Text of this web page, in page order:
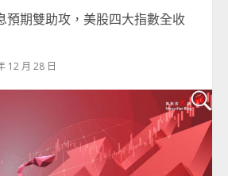
預期雙助攻，美股四大指數全收
12 月 28 日